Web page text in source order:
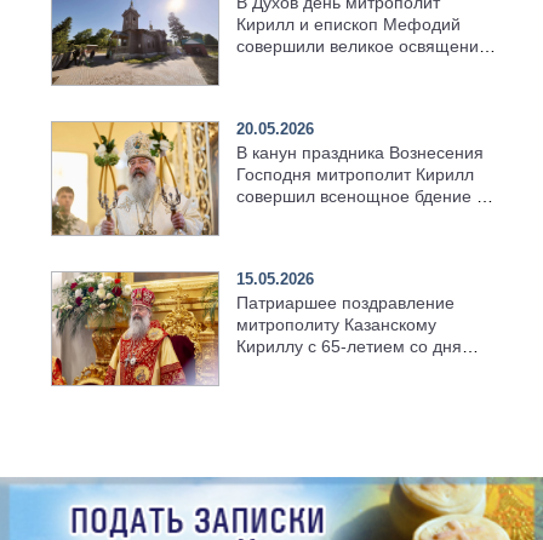
Кирилл и епископ Мефодий
совершили великое освящение
20.05.2026
В канун праздника Вознесения
Господня митрополит Кирилл
совершил всенощное бдение в
15.05.2026
Патриаршее поздравление
митрополиту Казанскому
Кириллу с 65-летием со дня